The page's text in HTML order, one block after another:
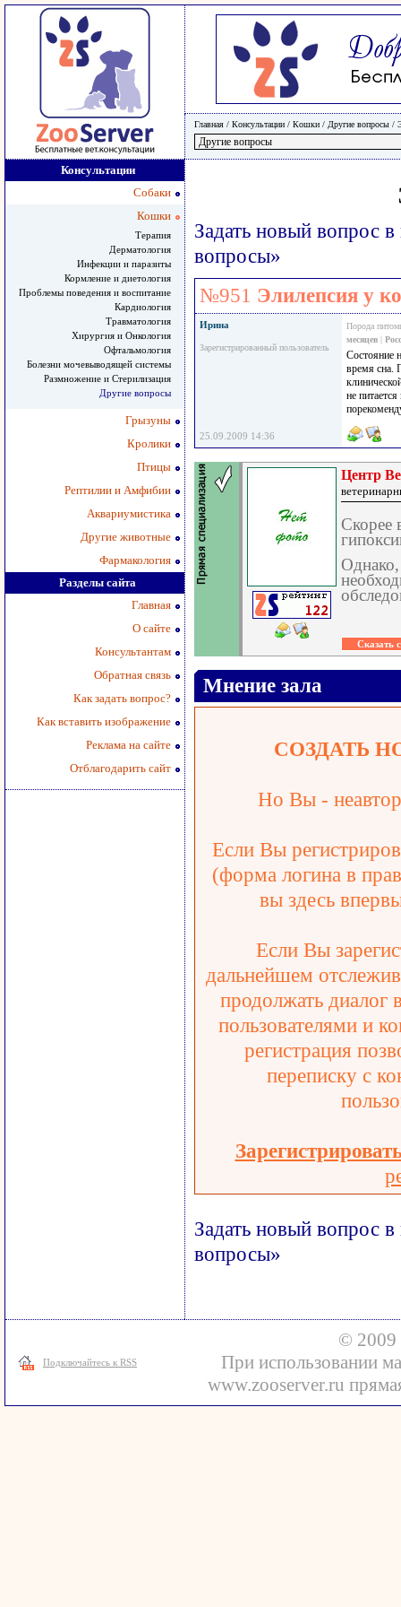
Главная / Консультации / Кошки / Другие вопросы /
Консультации
Собаки
Кошки
Терапия
Дерматология
Инфекции и паразиты
Кормление и диетология
Проблемы поведения и воспитание
Кардиология
Травматология
Хирургия и Онкология
Офтальмология
Болезни мочевыводящей системы
Размножение и Стерилизация
Другие вопросы
Грызуны
Кролики
Птицы
Рептилии и Амфибии
Аквариумистика
Другие животные
Фармакология
Разделы сайта
Главная
О сайте
Консультантам
Обратная связь
Как задать вопрос?
Как вставить изображение
Реклама на сайте
Отблагодарить сайт
Задать новый вопрос
вопросы»
№951 Элилепсия у
Ирина
Зарегистрированный пользователь
Порода
месяцев |
Состояние
время сна.
не
25.09.2009 14:36
Центр
Скорее
Однако,
Мнение зала
СОЗДАТЬ
Но Вы -
Если Вы
(форма логина в
вы здесь
Если Вы
дальнейшем
продолжать диалог
пользователями и
регистрация
переписку с
Задать новый вопрос
вопросы»
Подключайтесь к RSS
© 2009
При использовании
www.zooserver.ru